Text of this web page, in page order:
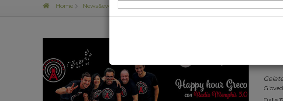
Home News&events